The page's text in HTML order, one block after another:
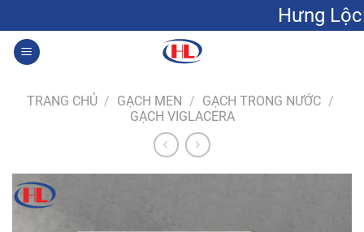
qua
nội
dung
Hưng Lộc: Gạch
TRANG CHỦ / GẠCH MEN / GẠCH TRONG NƯỚC /
GẠCH VIGLACERA